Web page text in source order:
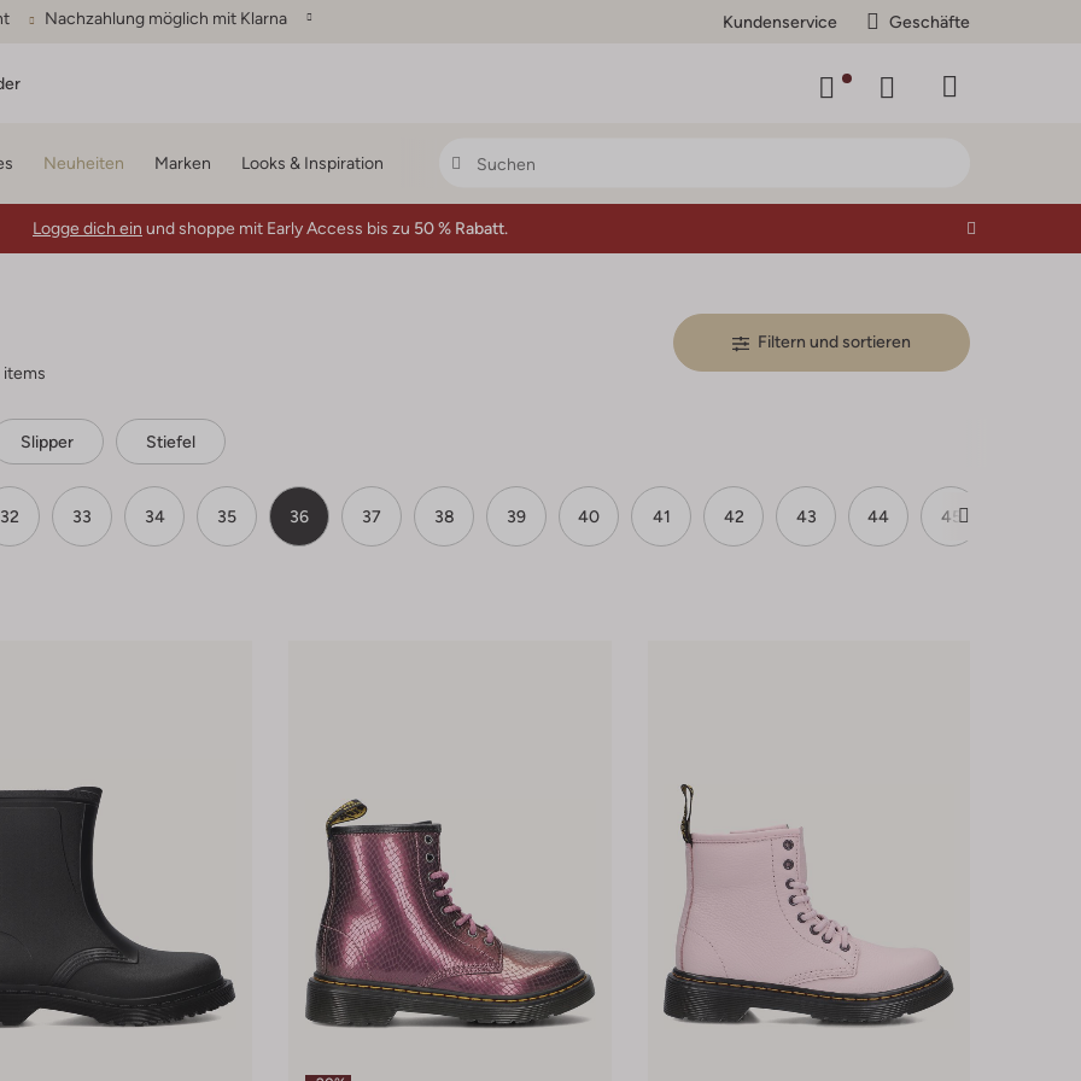
Nachzahlung möglich mit Klarna Kundenservice Geschäfte
Neuheiten Marken Looks & Inspiration
Logge dich ein und shoppe mit Early Access bis zu 50 % Rabatt.
items
Filtern und sortieren
Slipper Stiefel
32 33 34 35 36 37 38 39 40 41 42 43 44 45